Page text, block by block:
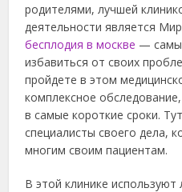
родителями, лучшей
деятельности является
бесплодия в москве —
избавиться от своих
пройдете в этом
комплексное
в самые короткие сроки.
специалисты своего дела,
многим своим пациентам.
В этой клинике